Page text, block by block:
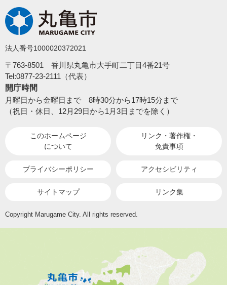
法人番号1000020372021
〒763-8501 香川県丸亀市大手町二丁目4番21号
Tel:0877-23-2111（代表）
開庁時間
月曜日から金曜日まで 8時30分から17時15分まで
（祝日・休日、12月29日から1月3日までを除く）
このホームページ
について
リンク・著作権・
免責事項
プライバシーポリシー アクセシビリティ
サイトマップ リンク集
Copyright Marugame City. All rights reserved.